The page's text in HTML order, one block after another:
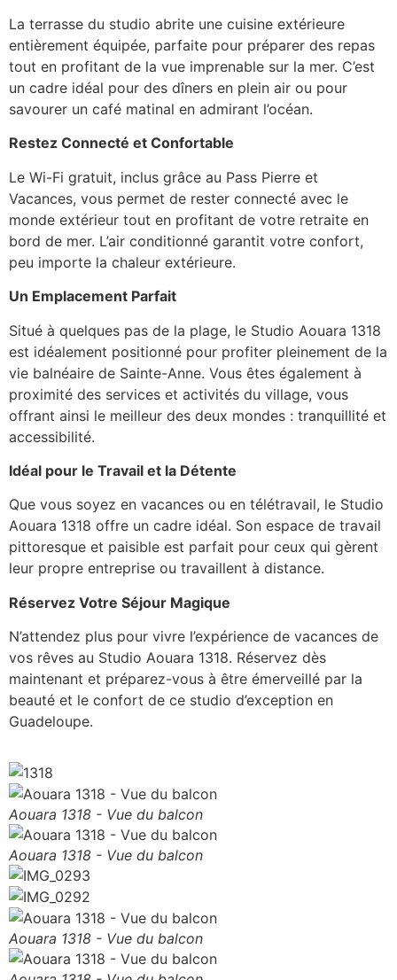
La terrasse du studio abrite une cuisine extérieure
entièrement équipée, parfaite pour préparer des repas
tout en profitant de la vue imprenable sur la mer. C’est
un cadre idéal pour des dîners en plein air ou pour
savourer un café matinal en admirant l’océan.
Restez Connecté et Confortable
Le Wi-Fi gratuit, inclus grâce au Pass Pierre et
Vacances, vous permet de rester connecté avec le
monde extérieur tout en profitant de votre retraite en
bord de mer. L’air conditionné garantit votre confort,
peu importe la chaleur extérieure.
Un Emplacement Parfait
Situé à quelques pas de la plage, le Studio Aouara 1318
est idéalement positionné pour profiter pleinement de la
vie balnéaire de Sainte-Anne. Vous êtes également à
proximité des services et activités du village, vous
offrant ainsi le meilleur des deux mondes : tranquillité et
accessibilité.
Idéal pour le Travail et la Détente
Que vous soyez en vacances ou en télétravail, le Studio
Aouara 1318 offre un cadre idéal. Son espace de travail
pittoresque et paisible est parfait pour ceux qui gèrent
leur propre entreprise ou travaillent à distance.
Réservez Votre Séjour Magique
N’attendez plus pour vivre l’expérience de vacances de
vos rêves au Studio Aouara 1318. Réservez dès
maintenant et préparez-vous à être émerveillé par la
beauté et le confort de ce studio d’exception en
Guadeloupe.
Aouara 1318 - Vue du balcon
Aouara 1318 - Vue du balcon
Aouara 1318 - Vue du balcon